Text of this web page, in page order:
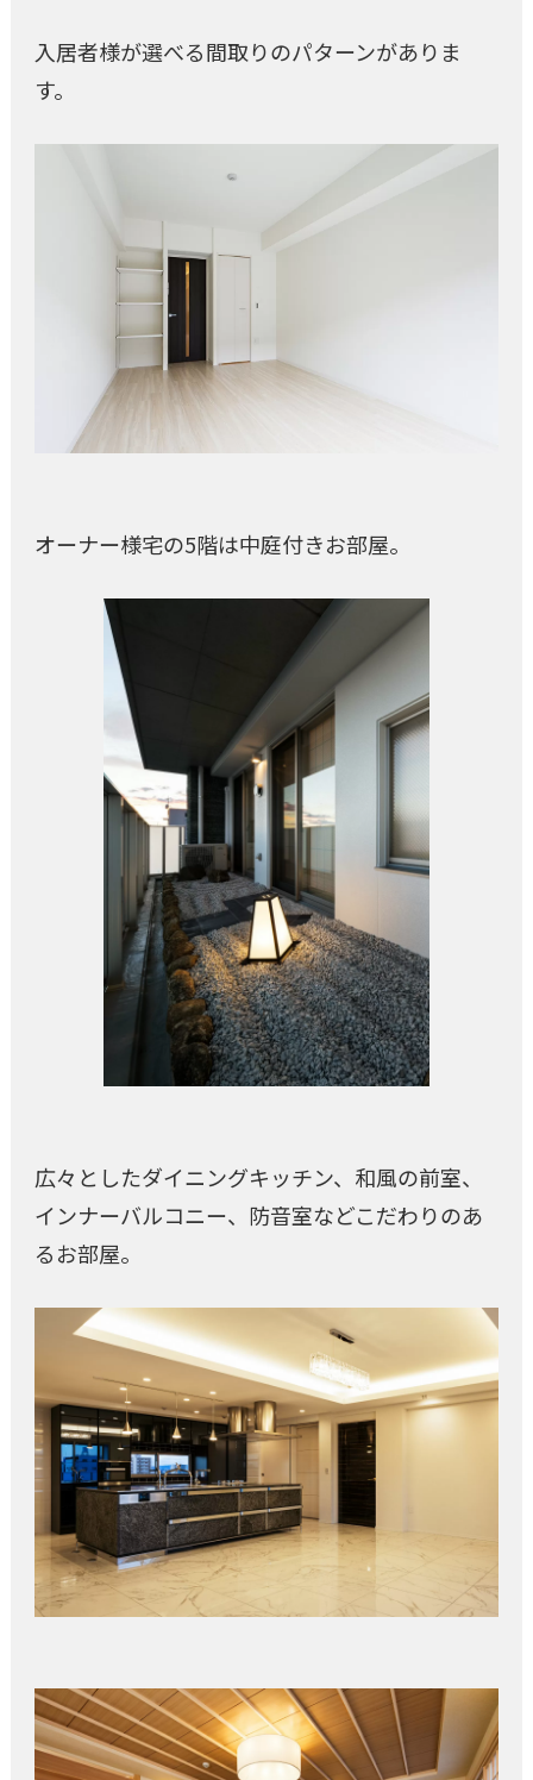
入居者様が選べる間取りのパターンがありま
す。
オーナー様宅の5階は中庭付きお部屋。
広々としたダイニングキッチン、和風の前室、
インナーバルコニー、防音室などこだわりのあ
るお部屋。